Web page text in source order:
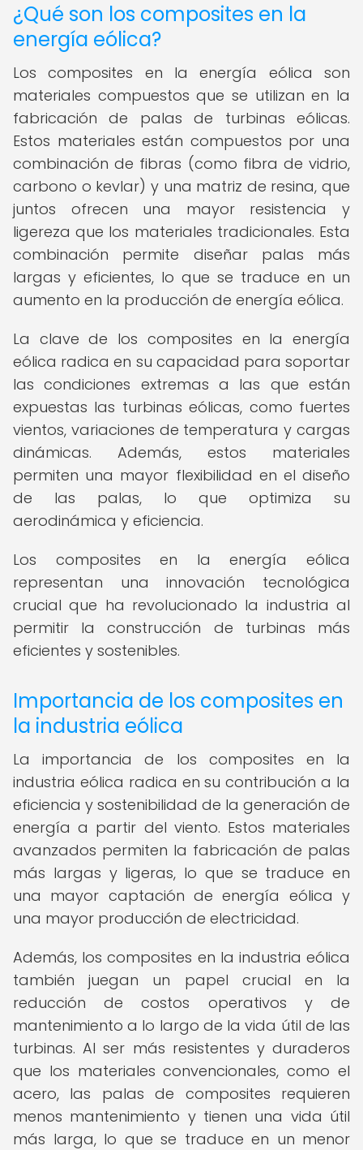
¿Qué son los composites en la
energía eólica?
Los composites en la energía eólica son
materiales compuestos que se utilizan en la
fabricación de palas de turbinas eólicas.
Estos materiales están compuestos por una
combinación de fibras (como fibra de vidrio,
carbono o kevlar) y una matriz de resina, que
juntos ofrecen una mayor resistencia y
ligereza que los materiales tradicionales. Esta
combinación permite diseñar palas más
largas y eficientes, lo que se traduce en un
aumento en la producción de energía eólica.
La clave de los composites en la energía
eólica radica en su capacidad para soportar
las condiciones extremas a las que están
expuestas las turbinas eólicas, como fuertes
vientos, variaciones de temperatura y cargas
dinámicas. Además, estos materiales
permiten una mayor flexibilidad en el diseño
de las palas, lo que optimiza su
aerodinámica y eficiencia.
Los composites en la energía eólica
representan una innovación tecnológica
crucial que ha revolucionado la industria al
permitir la construcción de turbinas más
eficientes y sostenibles.
Importancia de los composites en
la industria eólica
La importancia de los composites en la
industria eólica radica en su contribución a la
eficiencia y sostenibilidad de la generación de
energía a partir del viento. Estos materiales
avanzados permiten la fabricación de palas
más largas y ligeras, lo que se traduce en
una mayor captación de energía eólica y
una mayor producción de electricidad.
Además, los composites en la industria eólica
también juegan un papel crucial en la
reducción de costos operativos y de
mantenimiento a lo largo de la vida útil de las
turbinas. Al ser más resistentes y duraderos
que los materiales convencionales, como el
acero, las palas de composites requieren
menos mantenimiento y tienen una vida útil
más larga, lo que se traduce en un menor